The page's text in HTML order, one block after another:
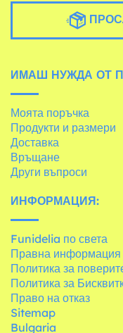
ИМАШ НУЖДА ОТ
Моята поръчка
Продукти и размери
Доставка
Връщане
Други въпроси
ИНФОРМАЦИЯ:
Funidelia по света
Правна информация
Политика за
Политика за
Право на отказ
Sitemap
Bulgaria